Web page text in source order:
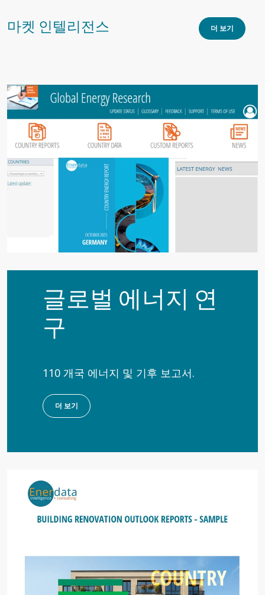
마켓 인텔리전스 더 보기
글로벌 에너지 연
구
110 개국 에너지 및 기후 보고서.
더 보기